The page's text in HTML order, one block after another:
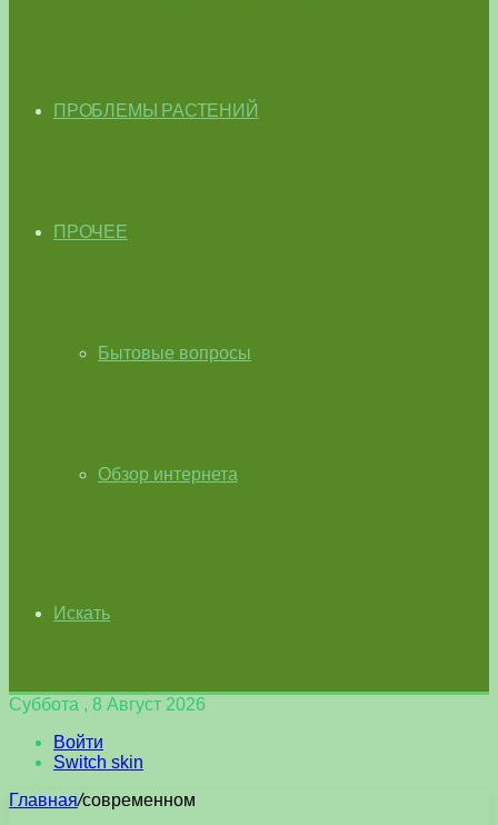
ПРОБЛЕМЫ РАСТЕНИЙ
ПРОЧЕЕ
Бытовые вопросы
Обзор интернета
Искать
Суббота , 8 Август 2026
Войти
Switch skin
Главная/современном